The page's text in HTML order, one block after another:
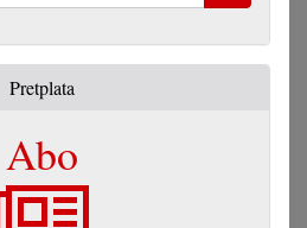
Pretplata
Abo